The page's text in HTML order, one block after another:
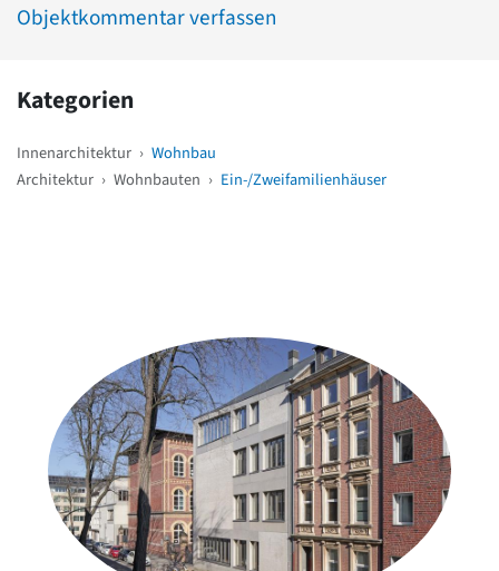
Objektkommentar verfassen
Kategorien
Innenarchitektur › Wohnbau
Architektur › Wohnbauten › Ein-/Zweifamilienhäuser